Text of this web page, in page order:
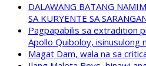
DALAWANG BATANG
SA KURYENTE SA
Pagpapabilis sa extradition
Apollo Quiboloy, isinusulong
Magat Dam, wala na sa